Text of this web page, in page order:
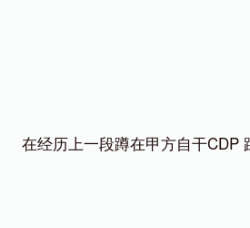
在经历上一段蹲在甲方自干CDP